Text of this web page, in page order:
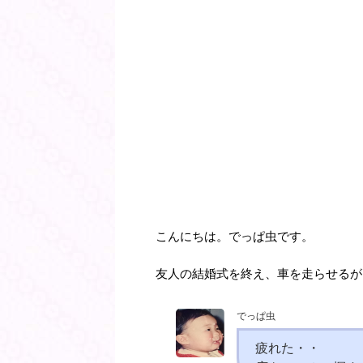
こんにちは。でっぱ虫です。
友人の結婚式を終え、車を走らせる
でっぱ虫
疲れた・・